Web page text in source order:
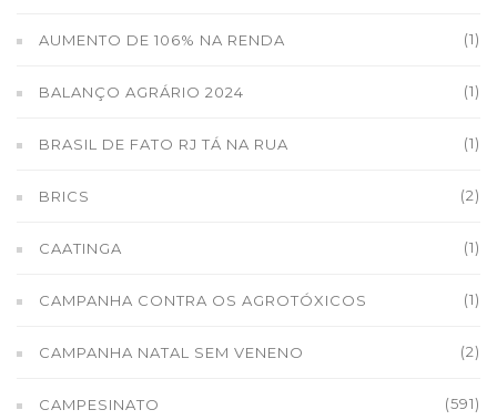
AUMENTO DE 106% NA RENDA (1)
BALANÇO AGRÁRIO 2024 (1)
BRASIL DE FATO RJ TÁ NA RUA (1)
BRICS (2)
CAATINGA (1)
CAMPANHA CONTRA OS AGROTÓXICOS (1)
CAMPANHA NATAL SEM VENENO (2)
CAMPESINATO (591)